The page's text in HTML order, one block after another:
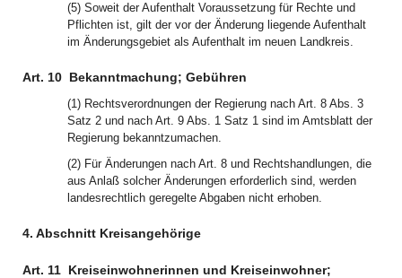
(5) Soweit der Aufenthalt Voraussetzung für Rechte und
Pflichten ist, gilt der vor der Änderung liegende Aufenthalt
im Änderungsgebiet als Aufenthalt im neuen Landkreis.
Art. 10 Bekanntmachung; Gebühren
(1) Rechtsverordnungen der Regierung nach Art. 8 Abs. 3
Satz 2 und nach Art. 9 Abs. 1 Satz 1 sind im Amtsblatt der
Regierung bekanntzumachen.
(2) Für Änderungen nach Art. 8 und Rechtshandlungen, die
aus Anlaß solcher Änderungen erforderlich sind, werden
landesrechtlich geregelte Abgaben nicht erhoben.
4. Abschnitt Kreisangehörige
Art. 11 Kreiseinwohnerinnen und Kreiseinwohner;